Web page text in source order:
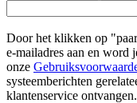
Door het klikken op
e-mailadres aan en word
onze
systeemberichten
klantenservice ontvangen.